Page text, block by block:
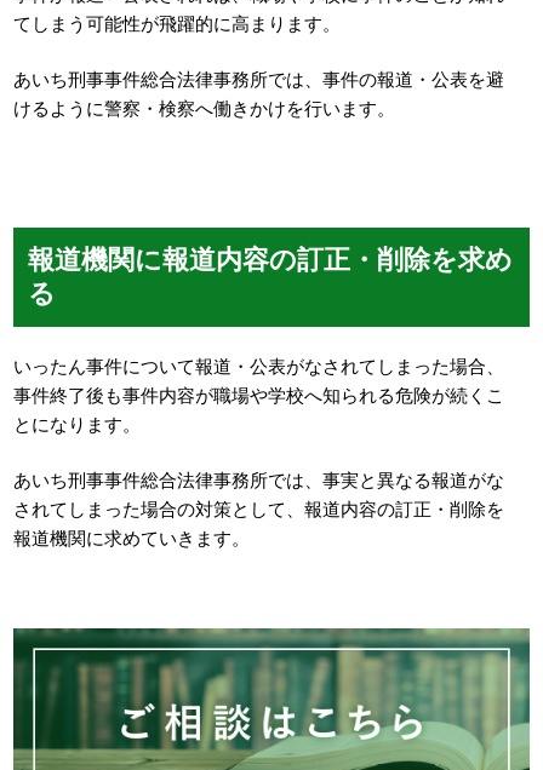
てしまう可能性が飛躍的に高まります。
あいち刑事事件総合法律事務所では、事件の報道・公表を避
けるように警察・検察へ働きかけを行います。
報道機関に報道内容の訂正・削除を求め
る
いったん事件について報道・公表がなされてしまった場合、
事件終了後も事件内容が職場や学校へ知られる危険が続くこ
とになります。
あいち刑事事件総合法律事務所では、事実と異なる報道がな
されてしまった場合の対策として、報道内容の訂正・削除を
報道機関に求めていきます。